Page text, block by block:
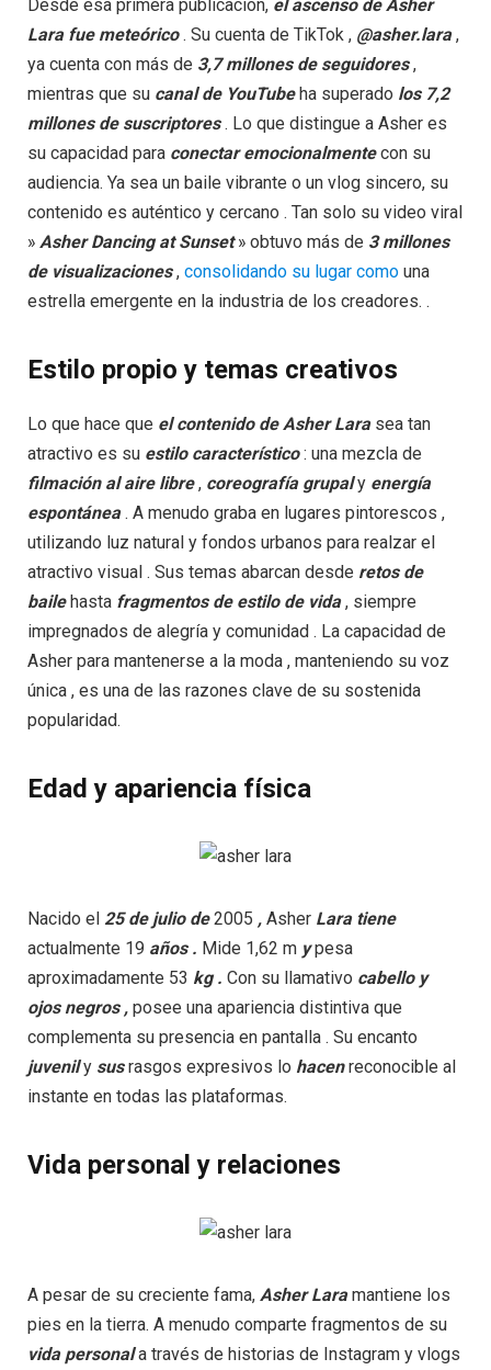
Desde esa primera publicación, el ascenso de Asher
Lara fue meteórico. Su cuenta de TikTok , @asher.lara,
ya cuenta con más de 3,7 millones de seguidores,
mientras que su canal de YouTubeha superado los 7,2
millones de suscriptores. Lo que distingue a Asher es
su capacidad para conectar emocionalmentecon su
audiencia. Ya sea un baile vibrante o un vlog sincero, su
contenido es auténtico y cercano . Tan solo su video viral
» Asher Dancing at Sunset» obtuvo más de 3 millones
de visualizaciones, consolidando su lugar como una
estrella emergente en la industria de los creadores. .
Estilo propio y temas creativos
Lo que hace que el contenido deAsher Larasea tan
atractivo es su estilo característico: una mezcla de
filmación al aire libre, coreografía grupaly energía
espontánea. A menudo graba en lugares pintorescos ,
utilizando luz natural y fondos urbanos para realzar el
atractivo visual . Sus temas abarcan desde retos de
bailehasta fragmentos de estilo de vida, siempre
impregnados de alegría y comunidad . La capacidad de
Asher para mantenerse a la moda , manteniendo su voz
única , es una de las razones clave de su sostenida
popularidad.
Edad y apariencia física
Nacido el 25 de julio de2005 , Asher Lara tiene
actualmente 19 años . Mide 1,62 m ypesa
aproximadamente 53 kg . Con su llamativo cabello y
ojos negros , posee una apariencia distintiva que
complementa su presencia en pantalla . Su encanto
juvenily susrasgos expresivos lo hacenreconocible al
instante en todas las plataformas.
Vida personal y relaciones
A pesar de su creciente fama, Asher Laramantiene los
pies en la tierra. A menudo comparte fragmentos de su
vida personala través de historias de Instagram y vlogs